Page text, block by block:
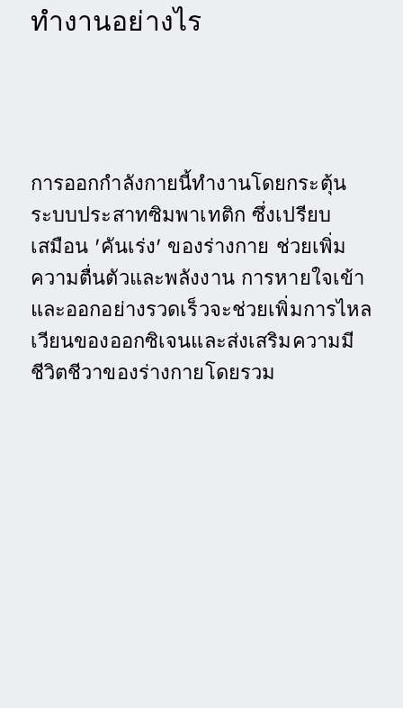
ทำงานอย่างไร
การออกกำลังกายนี้ทำงานโดยกระตุ้น
ระบบประสาทซิมพาเทติก ซึ่งเปรียบ
เสมือน 'คันเร่ง' ของร่างกาย ช่วยเพิ่ม
ความตื่นตัวและพลังงาน การหายใจเข้า
และออกอย่างรวดเร็วจะช่วยเพิ่มการไหล
เวียนของออกซิเจนและส่งเสริมความมี
ชีวิตชีวาของร่างกายโดยรวม